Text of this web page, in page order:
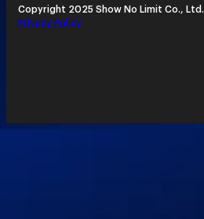
Copyright 2025 Show No Limit Co., Ltd.
Privacy Policy